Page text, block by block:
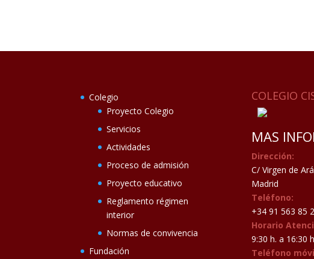
Colegio
Proyecto Colegio
Servicios
Actividades
Proceso de admisión
Proyecto educativo
Reglamento régimen
interior
Normas de convivencia
Fundación
COLEGIO
MAS
Dirección:
C/ Virgen de
Madrid
Teléfono:
+34 91 563 85
Horario
9:30 h. a 16:30
Teléfono